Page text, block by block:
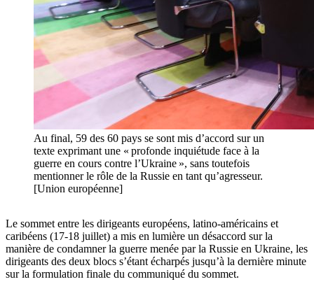
Au final, 59 des 60 pays se sont mis d’accord sur un
texte exprimant une « profonde inquiétude face à la
guerre en cours contre l’Ukraine », sans toutefois
mentionner le rôle de la Russie en tant qu’agresseur.
[Union européenne]
Le sommet entre les dirigeants européens, latino-américains et
caribéens (17-18 juillet) a mis en lumière un désaccord sur la
manière de condamner la guerre menée par la Russie en Ukraine, les
dirigeants des deux blocs s’étant écharpés jusqu’à la dernière minute
sur la formulation finale du communiqué du sommet.